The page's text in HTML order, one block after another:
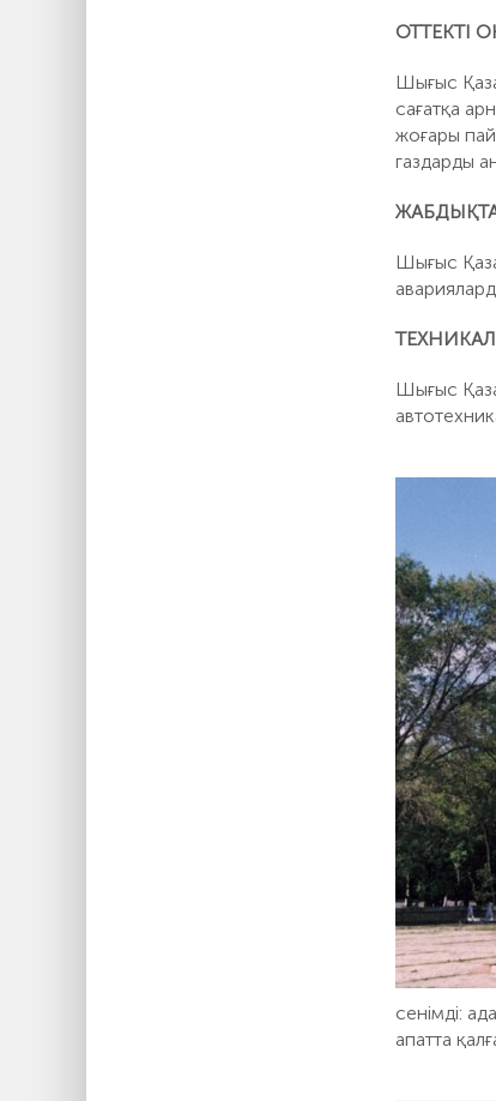
ОТТЕКТІ
Шығыс
сағатқа
жоғары
газдарды
Шығыс
Шығыс
сенімді:
апатта